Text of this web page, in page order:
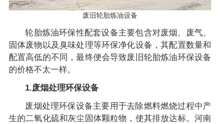
废旧轮胎炼油设备
轮胎炼油环保性配套设备主要包含对废烟、废气、
固体废物以及臭味处理等环保净化设备，其配置数量和
配置高低的不同，最终便会导致废旧轮胎炼油环保设备
的价格不太一样。
1.废烟处理环保设备
废烟处理环保设备主要用于去除燃料燃烧过程中产
生的二氧化硫和灰尘固体颗粒物，使其排放达标。河南